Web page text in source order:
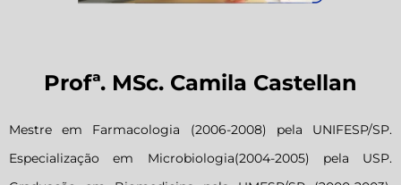
Profª. MSc. Camila Castellan
Mestre em Farmacologia (2006-2008) pela UNIFESP/SP.
Especialização em Microbiologia(2004-2005) pela USP.